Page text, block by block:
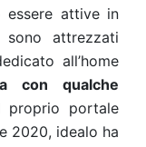
essere attive in
attrezzati
all’home
con qualche
proprio portale
2020, idealo ha